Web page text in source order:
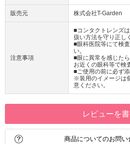
販売元 株式会社T-Garden
注意事項
■コンタクトレンズ
扱い方法を守り正し
■眼科医院等にて検
い。
■眼に異常を感じた
お近くの眼科等で検
■ご使用の前に必ず
※装用のイメージは
意ください。
レビューを書
商品についてのお問い